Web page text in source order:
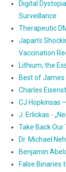
Digital
Surveillance
Therapeutic
Japan’s
Vaccination
Lithium, the
Best of
Charles
CJ Hopkinsas
J. Erlickas -
Take Back Our
Dr. Michael
Benjamin
False Binaries